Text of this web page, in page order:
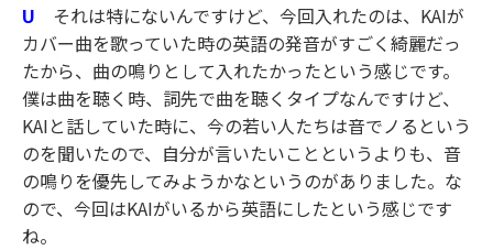
U それは特にないんですけど、今回入れたのは、KAIが
カバー曲を歌っていた時の英語の発音がすごく綺麗だっ
たから、曲の鳴りとして入れたかったという感じです。
僕は曲を聴く時、詞先で曲を聴くタイプなんですけど、
KAIと話していた時に、今の若い人たちは音でノるという
のを聞いたので、自分が言いたいことというよりも、音
の鳴りを優先してみようかなというのがありました。な
ので、今回はKAIがいるから英語にしたという感じです
ね。